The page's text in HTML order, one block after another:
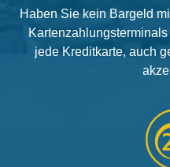
Haben Sie kein Bargeld
jede Kreditkarte, auch